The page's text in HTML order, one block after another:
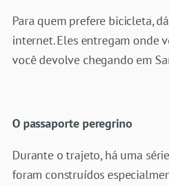
Para quem prefere bicicleta,
internet. Eles entregam onde
você devolve chegando em
O passaporte peregrino
Durante o trajeto, há uma
foram construídos